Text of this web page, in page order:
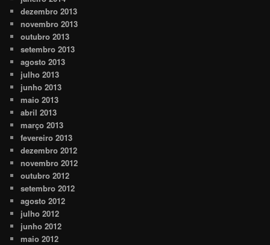
dezembro 2013
novembro 2013
outubro 2013
setembro 2013
agosto 2013
julho 2013
junho 2013
maio 2013
abril 2013
março 2013
fevereiro 2013
dezembro 2012
novembro 2012
outubro 2012
setembro 2012
agosto 2012
julho 2012
junho 2012
maio 2012